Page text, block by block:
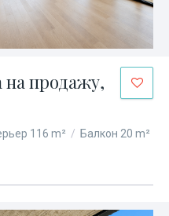
на продажу,
116 m² / Балкон 20 m²